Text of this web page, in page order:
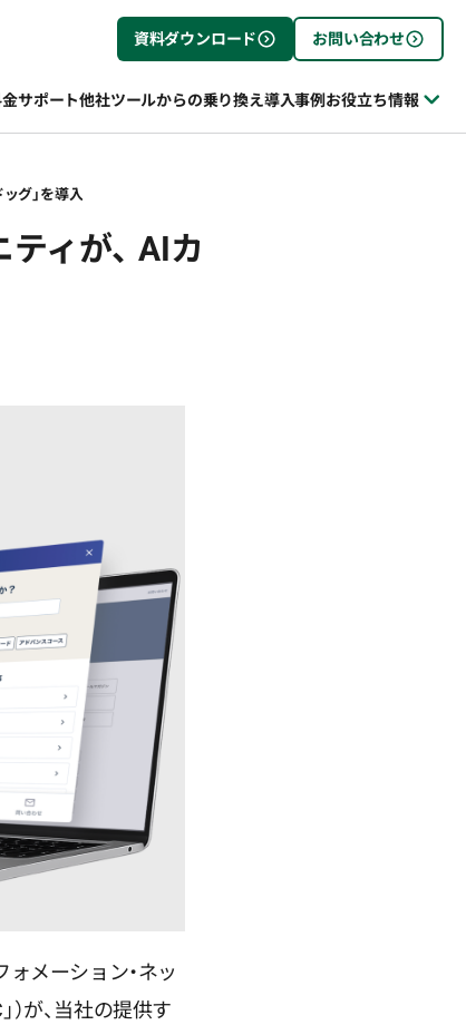
サポート他社ツールからの乗り換え導入事例 お役立ち情報
資料ダウンロード お問い合わせ
グ」を導入
ィが、 AIカ
ォメーション・ネッ
）が、当社の提供す